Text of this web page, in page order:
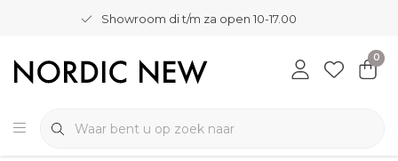
Showroom di t/m za open 10-17.00
0